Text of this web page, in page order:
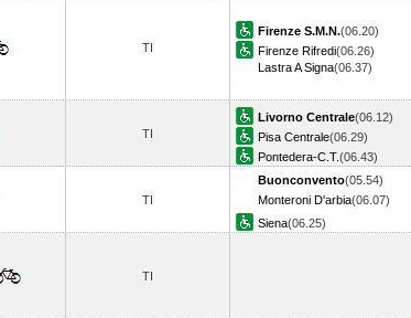
TI
Firenze S.M.N.(06.20)
Firenze Rifredi(06.26)
Lastra A Signa(06.37)
TI
Livorno Centrale(06.12)
Pisa Centrale(06.29)
Pontedera-C.T.(06.43)
TI
Buonconvento(05.54)
Monteroni D'arbia(06.07)
Siena(06.25)
TI